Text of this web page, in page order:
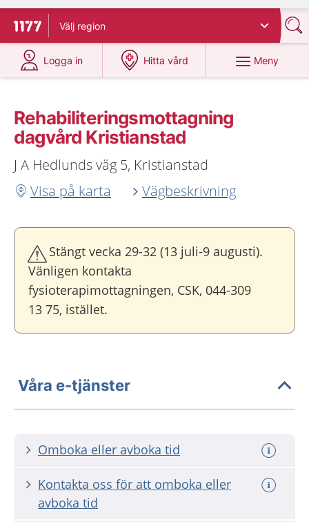
Till startsidan för 1177
Välj region
Logga in
på 1177.se
Hitta vård
på 1177.se
Meny
Rehabiliteringsmottagning
dagvård Kristianstad
J A Hedlunds väg 5, Kristianstad
Visa på karta
Vägbeskrivning
Stängt vecka 29-32 (13 juli-9 augusti).
Vänligen kontakta
fysioterapimottagningen, CSK, 044-309
13 75, istället.
Våra e-tjänster
Omboka eller avboka tid
Kontakta oss för att omboka eller
avboka tid